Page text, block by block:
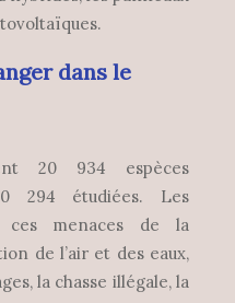
dans le
20 934 espèces
294 étudiées. Les
ces menaces de la
de l’air et des eaux,
la chasse illégale, la